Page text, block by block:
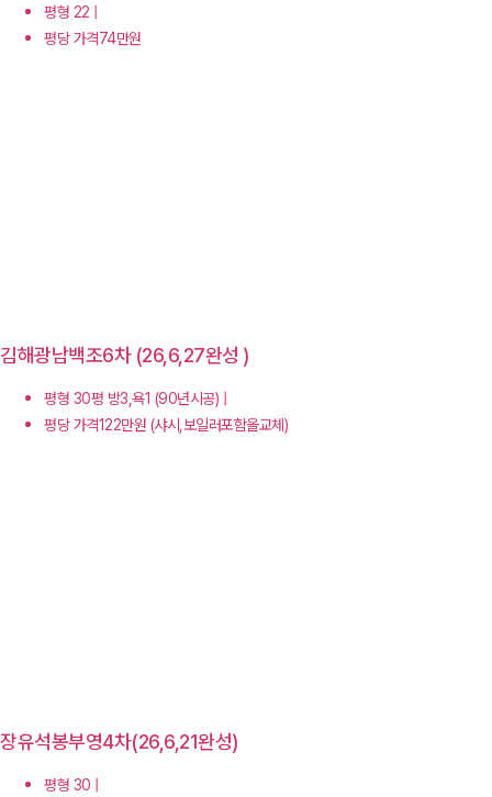
평형 22 |
평당 가격74만원
김해광남백조6차 (26,6,27완성 )
평형 30평 방3,욕1 (90년시공) |
평당 가격122만원 (샤시,보일러포함올교체)
장유석봉부영4차(26,6,21완성)
평형 30 |